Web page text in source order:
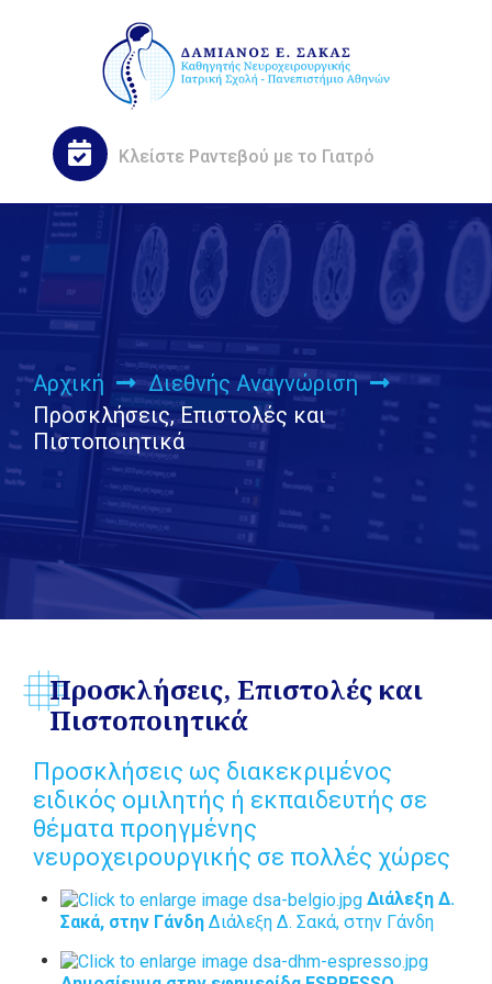
Κλείστε Ραντεβού με το Γιατρό
Αρχική
Διεθνής Αναγνώριση
Προσκλήσεις, Επιστολές και
Πιστοποιητικά
Προσκλήσεις, Επιστολές και
Πιστοποιητικά
Προσκλήσεις ως διακεκριμένος
ειδικός ομιλητής ή εκπαιδευτής σε
θέματα προηγμένης
νευροχειρουργικής σε πολλές χώρες
Διάλεξη Δ.
Σακά, στην Γάνδη Διάλεξη Δ. Σακά, στην Γάνδη